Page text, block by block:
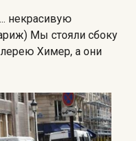
некрасивую
Мы стояли сбоку
Химер, а они